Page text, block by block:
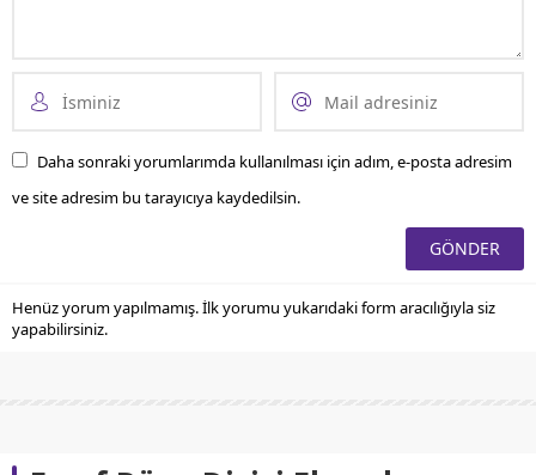
Daha sonraki yorumlarımda kullanılması için adım, e-posta adresim
ve site adresim bu tarayıcıya kaydedilsin.
Henüz yorum yapılmamış. İlk yorumu yukarıdaki form aracılığıyla siz
yapabilirsiniz.